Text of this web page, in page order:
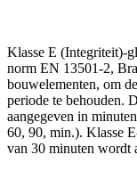
Klasse E (Integriteit)-
norm EN 13501-2,
bouwelementen, om
periode te behouden.
aangegeven in
60, 90, min.). Klasse
van 30 minuten wordt